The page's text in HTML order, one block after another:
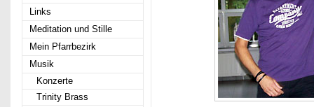
Links
Meditation und Stille
Mein Pfarrbezirk
Musik
Konzerte
Trinity Brass